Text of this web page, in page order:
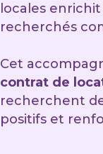
locales
recherchés
Cet
contrat de
recherchent
positifs et